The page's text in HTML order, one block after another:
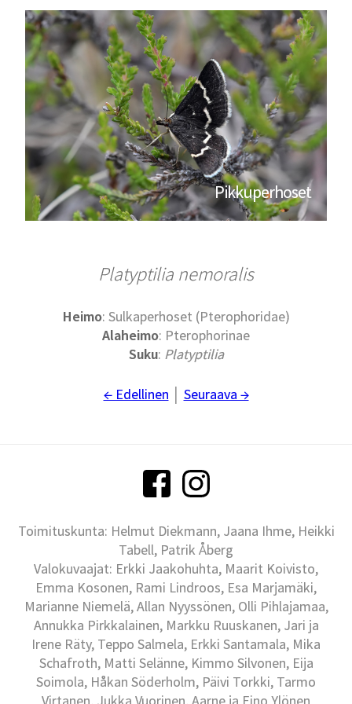
Pikkuperhoset
Platyptilia nemoralis
Heimo: Sulkaperhoset (Pterophoridae)
Alaheimo: Pterophorinae
Suku: Platyptilia
← Edellinen Seuraava →
Toimituskunta: Helmut Diekmann, Jaana Ihme, Heikki
Tabell, Patrik Åberg
Valokuvaajat: Erkki Jaakohuhta, Maarit Koivisto,
Emma Kosonen, Rami Lindroos, Esa Marjamäki,
Marianne Niemelä, Allan Nyyssönen, Olli Pihlajamaa,
Annukka Pirkkalainen, Markku Ruuskanen, Jari ja
Irene Räty, Teppo Salmela, Erkki Santamala, Mika
Schafroth, Matti Selänne, Kimmo Silvonen, Eija
Soimola, Håkan Söderholm, Päivi Torkki, Tarmo